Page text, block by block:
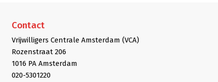
Contact
Vrijwilligers Centrale Amsterdam (VCA)
Rozenstraat 206
1016 PA Amsterdam
020-5301220